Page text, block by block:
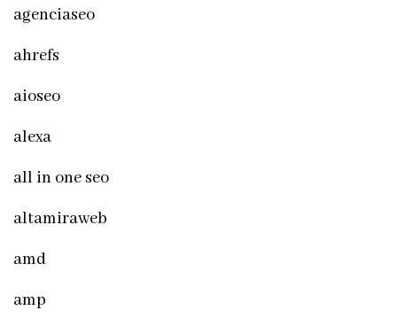
agenciaseo
ahrefs
aioseo
alexa
all in one seo
altamiraweb
amd
amp